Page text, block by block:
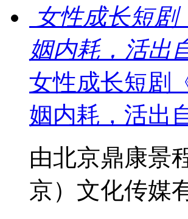
女性成长短剧
姻内耗，活出
女性成长短剧
姻内耗，活出
由北京鼎康景
京）文化传媒